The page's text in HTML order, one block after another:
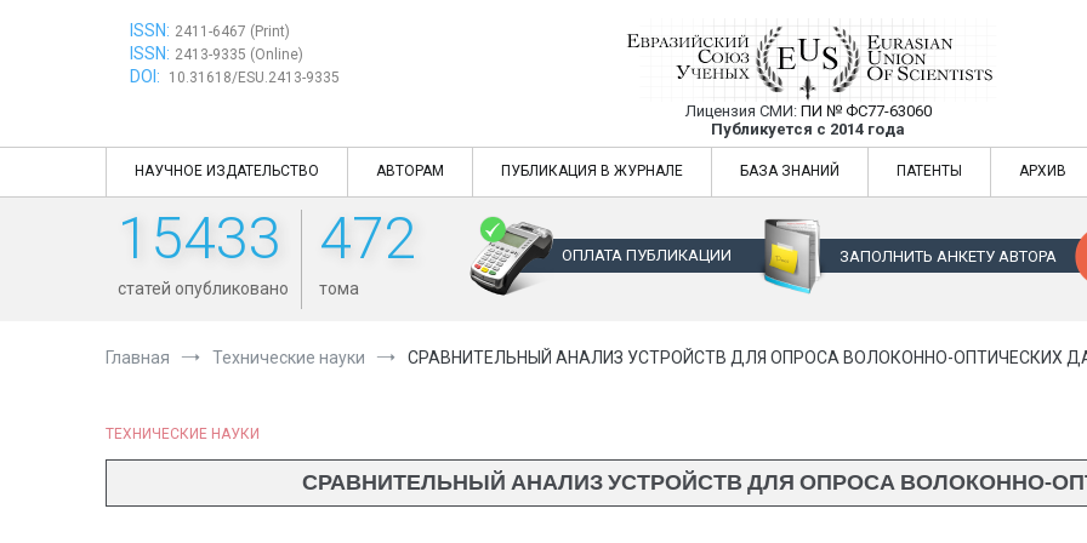
ISSN: 2411-6467 (Print)
ISSN: 2413-9335 (Online)
DOI: 10.31618/ESU.2413-9335
Евразийский Союз Ученых —
Лицензия СМИ: ПИ № ФС77-63060
Публикуется с 2014 года
Евразийский Союз Ученых — публикация научных статей в
НАУЧНОЕ ИЗДАТЕЛЬСТВО АВТОРАМ ПУБЛИКАЦИЯ В ЖУРНАЛЕ БАЗА ЗНАНИЙ ПАТЕНТЫ АРХИВ
15433
статей опубликовано
472
тома
ОПЛАТА ПУБЛИКАЦИИ ЗАПОЛНИТЬ АНКЕТУ АВТОРА
Главная Технические науки СРАВНИТЕЛЬНЫЙ АНАЛИЗ УСТРОЙСТВ ДЛЯ ОПРОСА ВОЛОКОННО-ОПТИЧЕСКИХ
ТЕХНИЧЕСКИЕ НАУКИ
СРАВНИТЕЛЬНЫЙ АНАЛИЗ УСТРОЙСТВ ДЛЯ ОПРОСА ВОЛОКОННО-